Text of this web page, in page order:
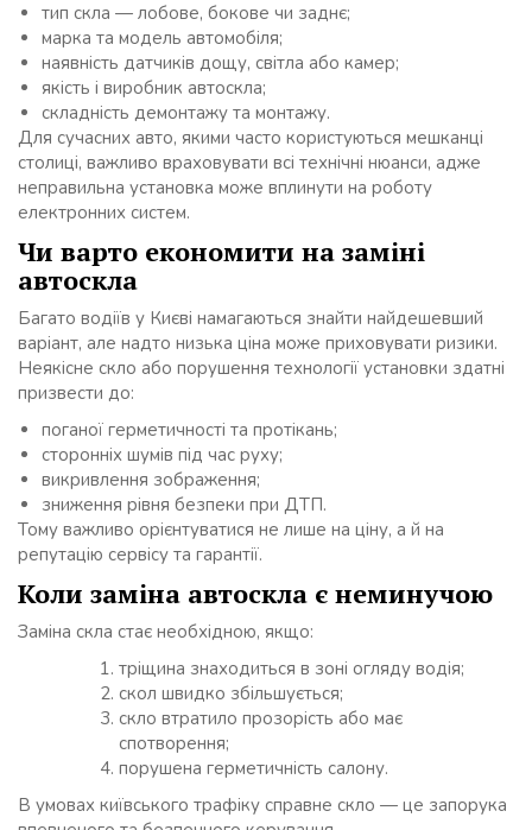
тип скла — лобове, бокове чи заднє;
марка та модель автомобіля;
наявність датчиків дощу, світла або камер;
якість і виробник автоскла;
складність демонтажу та монтажу.
Для сучасних авто, якими часто користуються мешканці
столиці, важливо враховувати всі технічні нюанси, адже
неправильна установка може вплинути на роботу
електронних систем.
Чи варто економити на заміні
автоскла
Багато водіїв у Києві намагаються знайти найдешевший
варіант, але надто низька ціна може приховувати ризики.
Неякісне скло або порушення технології установки здатні
призвести до:
поганої герметичності та протікань;
сторонніх шумів під час руху;
викривлення зображення;
зниження рівня безпеки при ДТП.
Тому важливо орієнтуватися не лише на ціну, а й на
репутацію сервісу та гарантії.
Коли заміна автоскла є неминучою
Заміна скла стає необхідною, якщо:
тріщина знаходиться в зоні огляду водія;
скол швидко збільшується;
скло втратило прозорість або має
спотворення;
порушена герметичність салону.
В умовах київського трафіку справне скло — це запорука